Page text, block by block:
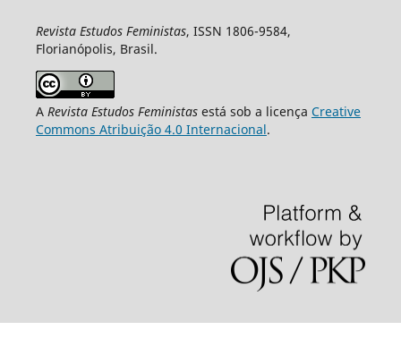
Revista Estudos Feministas, ISSN 1806-9584,
Florianópolis, Brasil.
A Revista Estudos Feministasestá sob a licença Creative
Commons Atribuição 4.0 Internacional.